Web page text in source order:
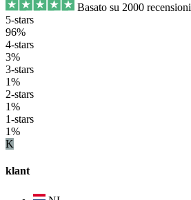
Basato su 2000 recensioni
5-stars
96%
4-stars
3%
3-stars
1%
2-stars
1%
1-stars
1%
K
klant